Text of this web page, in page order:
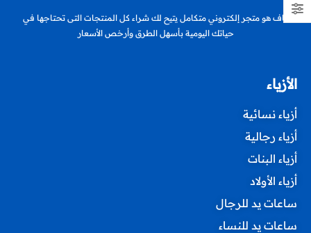
كاف هو متجر إلكتروني متكامل يتيح لك شراء كل المنتجات التى تحتاجها في
حياتك اليومية بأسهل الطرق وأرخص الأسعار
الأزياء
أزياء نسائية
أزياء رجالية
أزياء البنات
أزياء الأولاد
ساعات يد للرجال
ساعات يد للنساء